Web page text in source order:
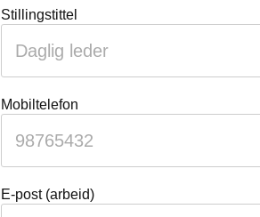
kan
ignorere
dette
Stillingstittel
Mobiltelefon
E-post (arbeid)